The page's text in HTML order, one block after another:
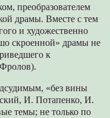
преобразователем
драмы. Вместе с тем
и художественно
скроенной» драмы не
к
«без вины
И. Потапенко, И.
темы; не только по